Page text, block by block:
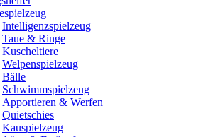
Intelligenzspielzeug
Taue & Ringe
Kuscheltiere
Welpenspielzeug
Bälle
Schwimmspielzeug
Apportieren & Werfen
Quietschies
Kauspielzeug